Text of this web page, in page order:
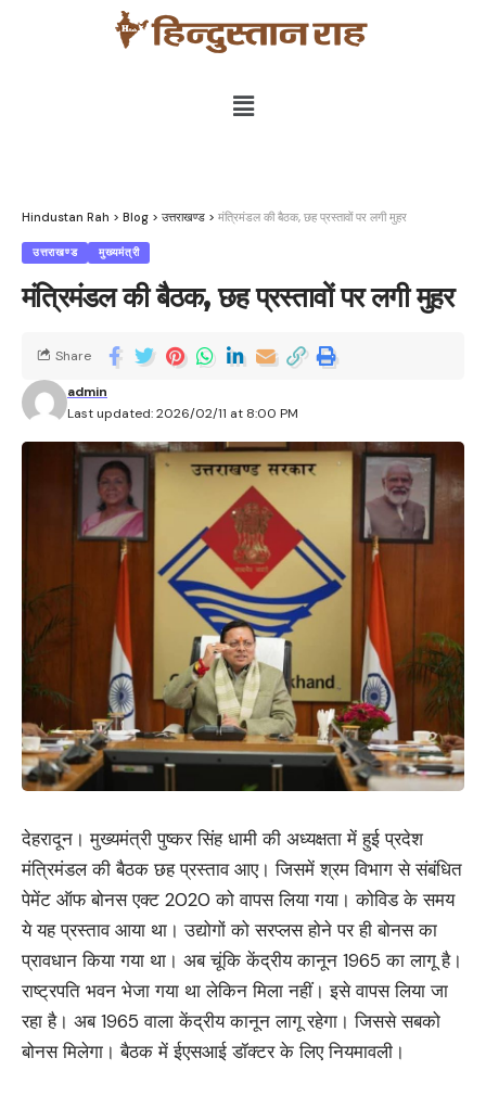
Hindustan Rah > Blog > उत्तराखण्ड > मंत्रिमंडल की बैठक, छह प्रस्तावों पर लगी मुहर
उत्तराखण्ड मुख्यमंत्री
मंत्रिमंडल की बैठक, छह प्रस्तावों पर लगी मुहर
Last updated: 2026/02/11 at 8:00 PM
admin
Share
देहरादून। मुख्यमंत्री पुष्कर सिंह धामी की अध्यक्षता में हुई प्रदेश
मंत्रिमंडल की बैठक छह प्रस्ताव आए। जिसमें श्रम विभाग से संबंधित
पेमेंट ऑफ बोनस एक्ट 2020 को वापस लिया गया। कोविड के समय
ये यह प्रस्ताव आया था। उद्योगों को सरप्लस होने पर ही बोनस का
प्रावधान किया गया था। अब चूंकि केंद्रीय कानून 1965 का लागू है।
राष्ट्रपति भवन भेजा गया था लेकिन मिला नहीं। इसे वापस लिया जा
रहा है। अब 1965 वाला केंद्रीय कानून लागू रहेगा। जिससे सबको
बोनस मिलेगा। बैठक में ईएसआई डॉक्टर के लिए नियमावली।